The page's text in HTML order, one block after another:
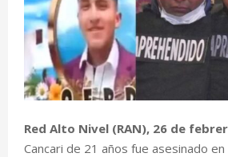
Red Alto Nivel (RAN), 26 de
Cancari de 21 años fue asesinado